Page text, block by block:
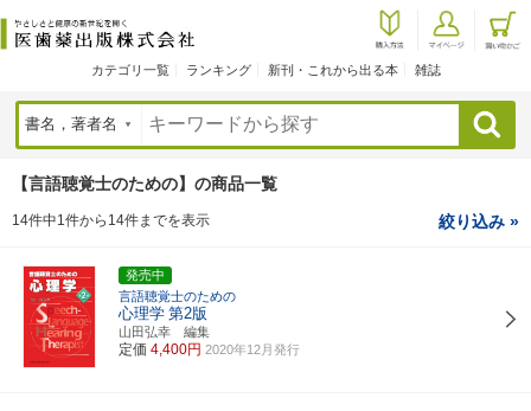
カテゴリ一覧 ランキング 新刊・これから出る本 雑誌
検索
【言語聴覚士のための】の商品一覧
14件中1件から14件までを表示 絞り込み »
発売中
言語聴覚士のための
心理学 第2版
山田弘幸 編集
定価 4,400円 2020年12月発行